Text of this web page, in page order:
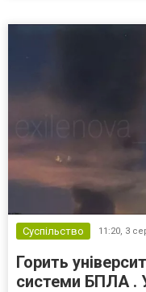
Суспільство 11:20, 3
Горить
системи БПЛА .